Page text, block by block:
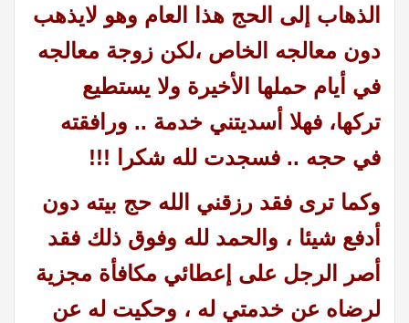
الذهاب إلى الحج هذا العام وهو لايذهب
دون معالجه الخاص ،لكن زوجة معالجه
في أيام حملها الأخيرة ولا يستطيع
تركها، فهلا أسديتني خدمة .. ورافقته
في حجه .. فسجدت لله شكرا !!!
وكما ترى فقد رزقني الله حج بيته دون
أدفع شيئا ، والحمد لله وفوق ذلك فقد
أصر الرجل على إعطائي مكافأة مجزية
لرضاه عن خدمتي له ، وحكيت له عن